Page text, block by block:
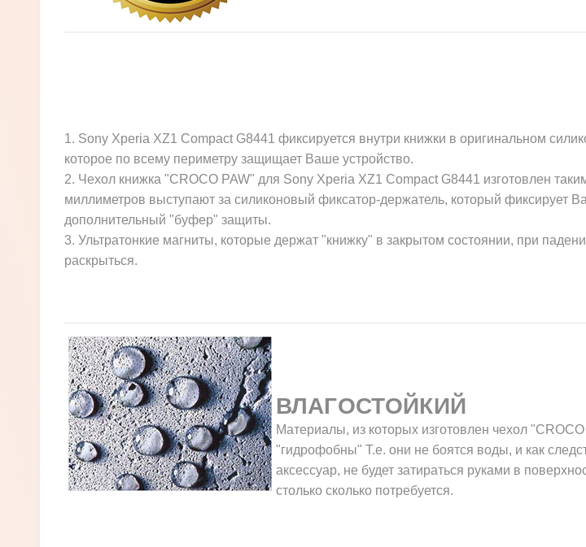
1. Sony Xperia XZ1 Compact G8441 фиксируется внутри книжки в оригинальном
которое по всему периметру защищает Ваше устройство.
2. Чехол книжка "CROCO PAW" для Sony Xperia XZ1 Compact G8441 изготовлен
миллиметров выступают за силиконовый фиксатор-держатель, который фиксирует
дополнительный "буфер" защиты.
3. Ультратонкие магниты, которые держат "книжку" в закрытом состоянии, при
раскрыться.
ВЛАГОСТОЙКИЙ
Материалы, из которых изготовлен чехол
"гидрофобны" Т.е. они не боятся воды, и как
аксессуар, не будет затираться руками в
столько сколько потребуется.